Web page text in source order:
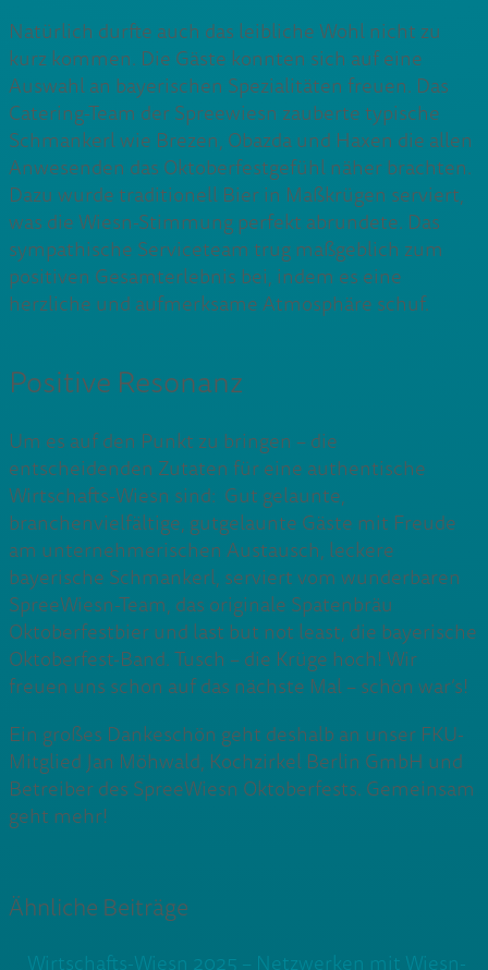
Natürlich durfte auch das leibliche Wohl nicht zu
kurz kommen. Die Gäste konnten sich auf eine
Auswahl an bayerischen Spezialitäten freuen. Das
Catering-Team der Spreewiesn zauberte typische
Schmankerl wie Brezen, Obazda und Haxen die allen
Anwesenden das Oktoberfestgefühl näher brachten.
Dazu wurde traditionell Bier in Maßkrügen serviert,
was die Wiesn-Stimmung perfekt abrundete. Das
sympathische Serviceteam trug maßgeblich zum
positiven Gesamterlebnis bei, indem es eine
herzliche und aufmerksame Atmosphäre schuf.
Positive Resonanz
Um es auf den Punkt zu bringen – die
entscheidenden Zutaten für eine authentische
Wirtschafts-Wiesn sind: Gut gelaunte,
branchenvielfältige, gutgelaunte Gäste mit Freude
am unternehmerischen Austausch, leckere
bayerische Schmankerl, serviert vom wunderbaren
SpreeWiesn-Team, das originale Spatenbräu
Oktoberfestbier und last but not least, die bayerische
Oktoberfest-Band. Tusch – die Krüge hoch! Wir
freuen uns schon auf das nächste Mal – schön war’s!
Ein großes Dankeschön geht deshalb an unser FKU-
Mitglied Jan Möhwald, Kochzirkel Berlin GmbH und
Betreiber des SpreeWiesn Oktoberfests. Gemeinsam
geht mehr!
Ähnliche Beiträge
Wirtschafts-Wiesn 2025 – Netzwerken mit Wiesn-